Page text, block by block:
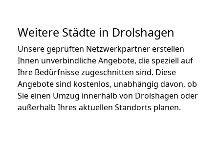
Weitere Städte in Drolshagen
Unsere geprüften Netzwerkpartner erstellen
Ihnen unverbindliche Angebote, die speziell auf
Ihre Bedürfnisse zugeschnitten sind. Diese
Angebote sind kostenlos, unabhängig davon, ob
Sie einen Umzug innerhalb von Drolshagen oder
außerhalb Ihres aktuellen Standorts planen.